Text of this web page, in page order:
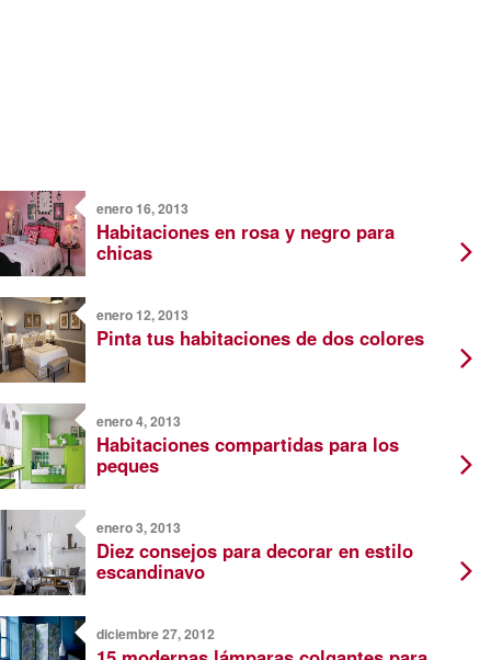
enero 16, 2013
Habitaciones en rosa y negro para
chicas
enero 12, 2013
Pinta tus habitaciones de dos colores
enero 4, 2013
Habitaciones compartidas para los
peques
enero 3, 2013
Diez consejos para decorar en estilo
escandinavo
diciembre 27, 2012